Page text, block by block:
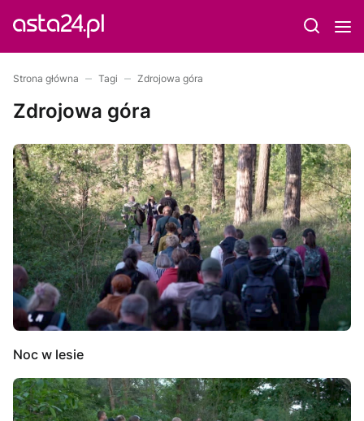
Strona główna Tagi Zdrojowa góra
Zdrojowa góra
Noc w lesie